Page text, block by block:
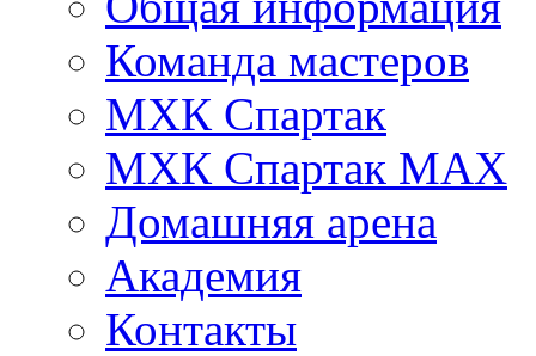
Команда мастеров
МХК Спартак
МХК Спартак МАХ
Домашняя арена
Академия
Контакты